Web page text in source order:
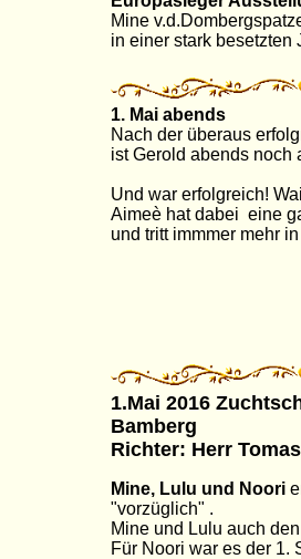
Mine
in einer stark besetzten
1. Mai abends
Nach der überaus
ist Gerold abends noch
Und war erfolgreich!
Aimeè hat dabei eine
und tritt immmer mehr
1.Mai 2016
Bamberg
Richter: Herr
Mine, Lulu und Noori
"vorzüglich" .
Mine und Lulu auch
Für Noori war es der 1.